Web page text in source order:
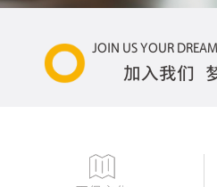
JOIN US YOUR
加入我们